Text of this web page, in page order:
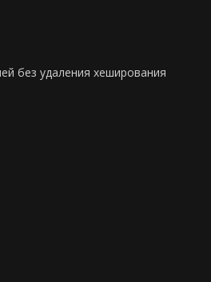
без удаления хеширования